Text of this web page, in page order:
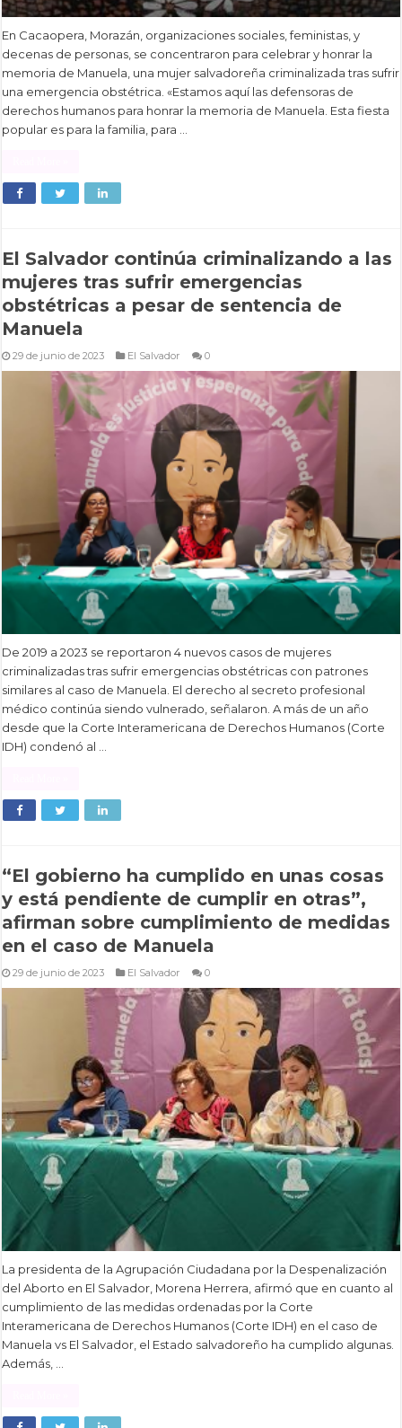
En Cacaopera, Morazán, organizaciones sociales, feministas, y
decenas de personas, se concentraron para celebrar y honrar la
memoria de Manuela, una mujer salvadoreña criminalizada tras sufrir
una emergencia obstétrica. «Estamos aquí las defensoras de
derechos humanos para honrar la memoria de Manuela. Esta fiesta
popular es para la familia, para …
El Salvador continúa criminalizando a las
mujeres tras sufrir emergencias
obstétricas a pesar de sentencia de
Manuela
29 de junio de 2023 El Salvador 0
De 2019 a 2023 se reportaron 4 nuevos casos de mujeres
criminalizadas tras sufrir emergencias obstétricas con patrones
similares al caso de Manuela. El derecho al secreto profesional
médico continúa siendo vulnerado, señalaron. A más de un año
desde que la Corte Interamericana de Derechos Humanos (Corte
IDH) condenó al …
“El gobierno ha cumplido en unas cosas
y está pendiente de cumplir en otras”,
afirman sobre cumplimiento de medidas
en el caso de Manuela
29 de junio de 2023 El Salvador 0
La presidenta de la Agrupación Ciudadana por la Despenalización
del Aborto en El Salvador, Morena Herrera, afirmó que en cuanto al
cumplimiento de las medidas ordenadas por la Corte
Interamericana de Derechos Humanos (Corte IDH) en el caso de
Manuela vs El Salvador, el Estado salvadoreño ha cumplido algunas.
Además, …